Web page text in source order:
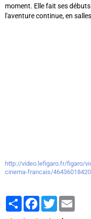
moment. Elle fait ses
l'aventure continue, en
http://video.lefigaro.fr/figaro/
cinema-francais/
PartagerFacebook
Twitter